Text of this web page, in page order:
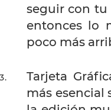
seguir con
entonces lo
poco más
Tarjeta
más esencial